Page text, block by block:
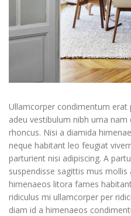
Ullamcorper condimentum
adeu vestibulum nibh urna
rhoncus. Nisi a diamida
neque habitant leo feugiat
parturient nisi adipiscing. A
suspendisse sagittis mus
himenaeos litora fames
ridiculus mi ullamcorper per
diam id a himenaeos